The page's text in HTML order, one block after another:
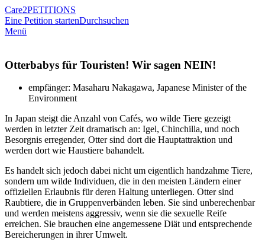
Care2PETITIONS
Eine Petition startenDurchsuchen
Menü
Otterbabys für Touristen! Wir sagen NEIN!
empfänger: Masaharu Nakagawa, Japanese Minister of the
Environment
In Japan steigt die Anzahl von Cafés, wo wilde Tiere gezeigt
werden in letzter Zeit dramatisch an: Igel, Chinchilla, und noch
Besorgnis erregender, Otter sind dort die Hauptattraktion und
werden dort wie Haustiere bahandelt.
Es handelt sich jedoch dabei nicht um eigentlich handzahme Tiere,
sondern um wilde Individuen, die in den meisten Ländern einer
offiziellen Erlaubnis für deren Haltung unterliegen. Otter sind
Raubtiere, die in Gruppenverbänden leben. Sie sind unberechenbar
und werden meistens aggressiv, wenn sie die sexuelle Reife
erreichen. Sie brauchen eine angemessene Diät und entsprechende
Bereicherungen in ihrer Umwelt.